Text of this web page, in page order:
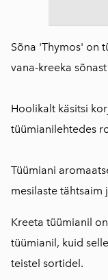
Sõna 'Thymos' on
vana-kreeka
Hoolikalt käsitsi
tüümianilehtedes
Tüümiani
mesilaste tähtsaim
Kreeta tüümianil
tüümianil, kuid
teistel sortidel.